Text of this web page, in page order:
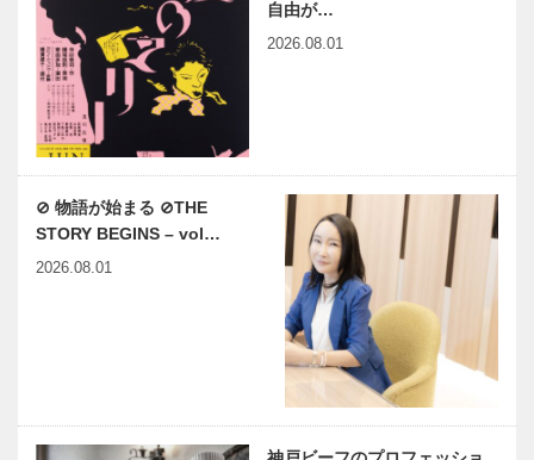
自由が…
2026.08.01
⊘ 物語が始まる ⊘THE
STORY BEGINS – vol…
2026.08.01